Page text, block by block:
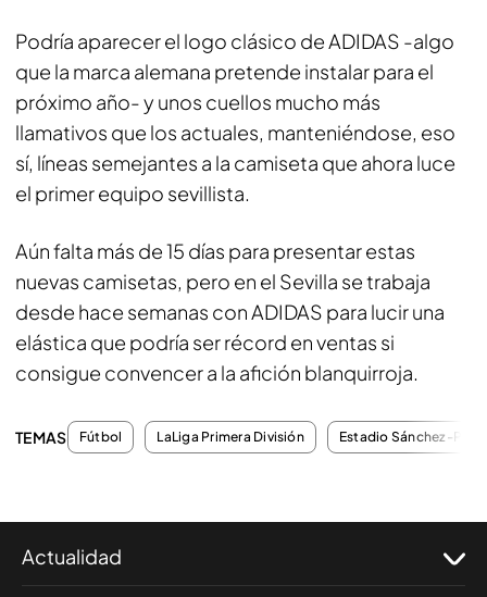
Podría aparecer el logo clásico de ADIDAS -algo
que la marca alemana pretende instalar para el
próximo año- y unos cuellos mucho más
llamativos que los actuales, manteniéndose, eso
sí, líneas semejantes a la camiseta que ahora luce
el primer equipo sevillista.
Aún falta más de 15 días para presentar estas
nuevas camisetas, pero en el Sevilla se trabaja
desde hace semanas con ADIDAS para lucir una
elástica que podría ser récord en ventas si
consigue convencer a la afición blanquirroja.
TEMAS Fútbol LaLiga Primera División Estadio Sánchez-
Actualidad